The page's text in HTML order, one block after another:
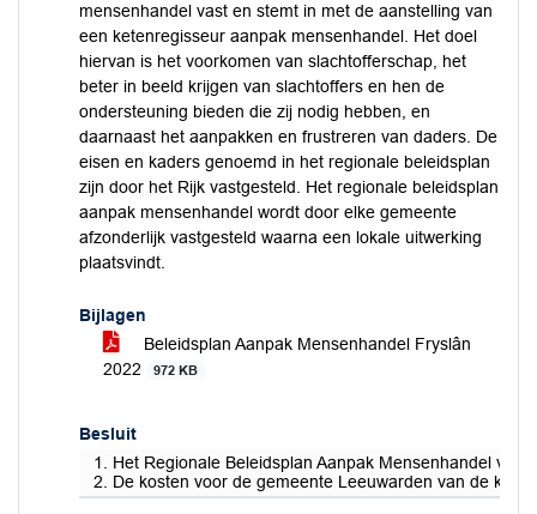
mensenhandel vast en stemt in met de aanstelling van
een ketenregisseur aanpak mensenhandel. Het doel
hiervan is het voorkomen van slachtofferschap, het
beter in beeld krijgen van slachtoffers en hen de
ondersteuning bieden die zij nodig hebben, en
daarnaast het aanpakken en frustreren van daders. De
eisen en kaders genoemd in het regionale beleidsplan
zijn door het Rijk vastgesteld. Het regionale beleidsplan
aanpak mensenhandel wordt door elke gemeente
afzonderlijk vastgesteld waarna een lokale uitwerking
plaatsvindt.
Bijlagen
Beleidsplan Aanpak Mensenhandel Fryslân
2022
972 KB
Besluit
1. Het Regionale Beleidsplan Aanpak Mensenhandel
2. De kosten voor de gemeente Leeuwarden van de